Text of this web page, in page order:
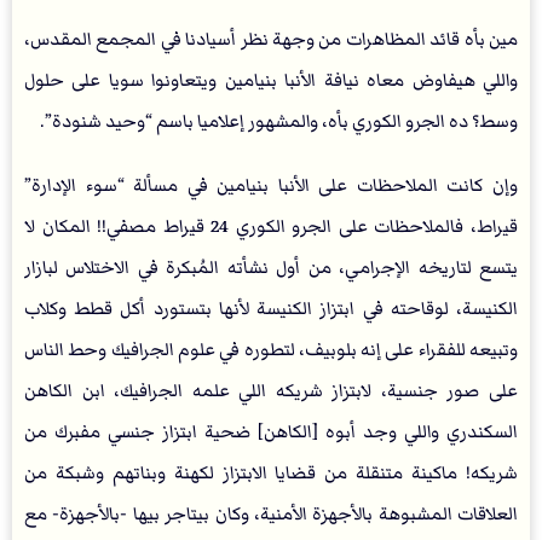
مين بأه قائد المظاهرات من وجهة نظر أسيادنا في المجمع المقدس،
واللي هيفاوض معاه نيافة الأنبا بنيامين ويتعاونوا سويا على حلول
وسط؟ ده الجرو الكوري بأه، والمشهور إعلاميا باسم “وحيد شنودة”.
وإن كانت الملاحظات على الأنبا بنيامين في مسألة “سوء الإدارة”
قيراط، فالملاحظات على الجرو الكوري 24 قيراط مصفي!! المكان لا
يتسع لتاريخه الإجرامي، من أول نشأته المُبكرة في الاختلاس لبازار
الكنيسة، لوقاحته في ابتزاز الكنيسة لأنها بتستورد أكل قطط وكلاب
وتبيعه للفقراء على إنه بلوبيف، لتطوره في علوم الجرافيك وحط الناس
على صور جنسية، لابتزاز شريكه اللي علمه الجرافيك، ابن الكاهن
السكندري واللي وجد أبوه [الكاهن] ضحية ابتزاز جنسي مفبرك من
شريكه! ماكينة متنقلة من قضايا الابتزاز لكهنة وبناتهم وشبكة من
العلاقات المشبوهة بالأجهزة الأمنية، وكان بيتاجر بيها -بالأجهزة- مع